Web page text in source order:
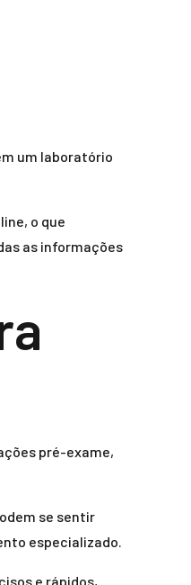
um laboratório
o que
as informações
pré-exame,
se sentir
especializado.
e rápidos,